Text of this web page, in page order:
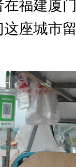
福建厦
座城市